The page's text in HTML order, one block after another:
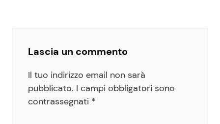
Lascia un commento
Il tuo indirizzo email non sarà
pubblicato. I campi obbligatori sono
contrassegnati *